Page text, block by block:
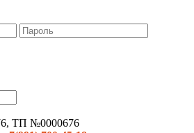
ТП №0000676